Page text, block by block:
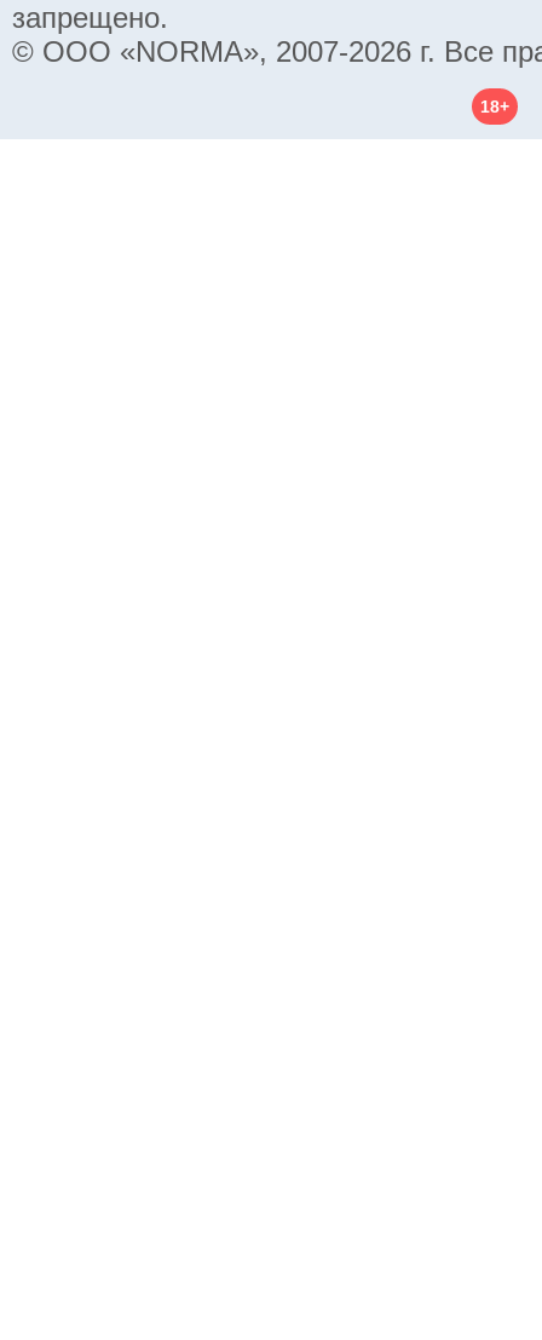
запрещено.
© ООО «NORMA», 2007-2026 г. Все
18+